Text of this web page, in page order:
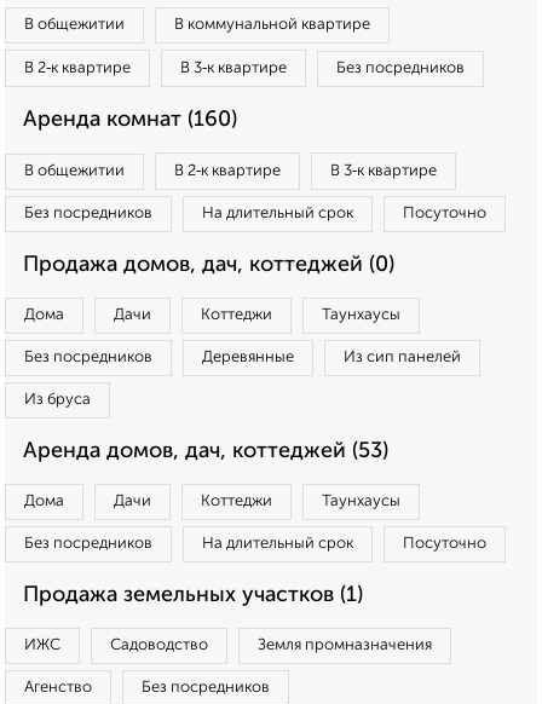
В общежитии В коммунальной квартире
В 2‑к квартире В 3‑к квартире Без посредников
Аренда комнат (160)
В общежитии В 2‑к квартире В 3‑к квартире
Без посредников На длительный срок Посуточно
Продажа домов, дач, коттеджей (0)
Дома Дачи Коттеджи Таунхаусы
Без посредников Деревянные Из сип панелей
Из бруса
Аренда домов, дач, коттеджей (53)
Дома Дачи Коттеджи Таунхаусы
Без посредников На длительный срок Посуточно
Продажа земельных участков (1)
ИЖС Садоводство Земля промназначения
Агенство Без посредников